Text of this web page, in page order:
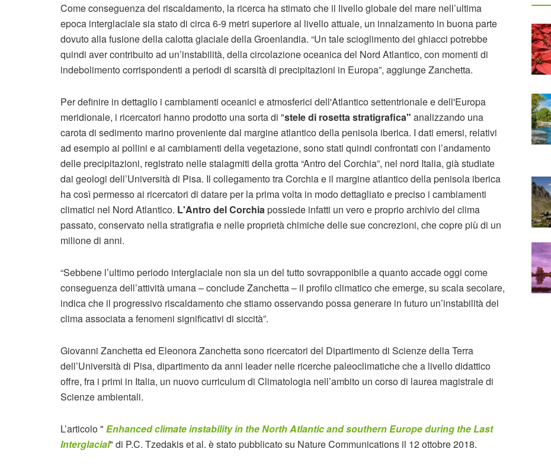
Come conseguenza del riscaldamento, la ricerca ha stimato che il livello globale del mare nell’ultima
epoca interglaciale sia stato di circa 6-9 metri superiore al livello attuale, un innalzamento in buona parte
dovuto alla fusione della calotta glaciale della Groenlandia. “Un tale scioglimento dei ghiacci potrebbe
quindi aver contribuito ad un’instabilità, della circolazione oceanica del Nord Atlantico, con momenti di
indebolimento corrispondenti a periodi di scarsità di precipitazioni in Europa”, aggiunge Zanchetta.
Per definire in dettaglio i cambiamenti oceanici e atmosferici dell'Atlantico settentrionale e dell'Europa
meridionale, i ricercatori hanno prodotto una sorta di "stele di rosetta stratigrafica" analizzando una
carota di sedimento marino proveniente dal margine atlantico della penisola iberica. I dati emersi, relativi
ad esempio ai pollini e ai cambiamenti della vegetazione, sono stati quindi confrontati con l’andamento
delle precipitazioni, registrato nelle stalagmiti della grotta “Antro del Corchia”, nel nord Italia, già studiate
dai geologi dell’Università di Pisa. Il collegamento tra Corchia e il margine atlantico della penisola iberica
ha così permesso ai ricercatori di datare per la prima volta in modo dettagliato e preciso i cambiamenti
climatici nel Nord Atlantico. L'Antro del Corchiapossiede infatti un vero e proprio archivio del clima
passato, conservato nella stratigrafia e nelle proprietà chimiche delle sue concrezioni, che copre più di un
milione di anni.
“Sebbene l’ultimo periodo interglaciale non sia un del tutto sovrapponibile a quanto accade oggi come
conseguenza dell’attività umana – conclude Zanchetta – il profilo climatico che emerge, su scala secolare,
indica che il progressivo riscaldamento che stiamo osservando possa generare in futuro un’instabilità del
clima associata a fenomeni significativi di siccità”.
Giovanni Zanchetta ed Eleonora Zanchetta sono ricercatori del Dipartimento di Scienze della Terra
dell’Università di Pisa, dipartimento da anni leader nelle ricerche paleoclimatiche che a livello didattico
offre, fra i primi in Italia, un nuovo curriculum di Climatologia nell’ambito un corso di laurea magistrale di
Scienze ambientali.
L’articolo " Enhanced climate instability in the North Atlantic and southern Europe during the Last
Interglacial" di P.C. Tzedakis et al. è stato pubblicato su Nature Communications il 12 ottobre 2018.